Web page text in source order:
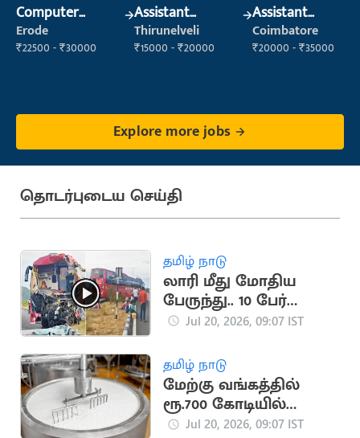
Computer
Operator
Erode
₹22500 - ₹30000
Assistant
Manager
Thirunelveli
₹15000 - ₹20000
Assistant
Manager
Coimbatore
₹20000 - ₹35000
Explore more jobs
தொடர்புடைய செய்தி
தமிழ் நாடு
லாரி மீது மோதிய
பேருந்து.. 10 பேர்
படுகாயம்
Jul 20, 2026, 09:07 IST
தமிழ் நாடு
மேற்கு வங்கத்தில்
ரூ.700 கோடியில்
அமைய இருக்கும்
Jul 20, 2026, 09:07 IST